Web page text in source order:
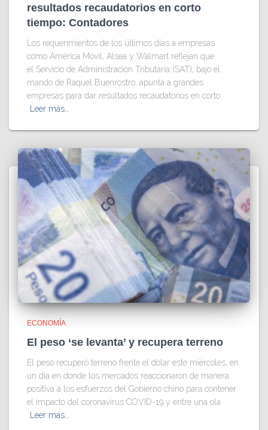
resultados recaudatorios en corto
tiempo: Contadores
Los requerimientos de los últimos días a empresas
como América Móvil, Alsea y Walmart reflejan que
el Servicio de Administración Tributaria (SAT), bajo el
mando de Raquel Buenrostro, apunta a grandes
empresas para dar resultados recaudatorios en corto
Leer más…
ECONOMÍA
El peso ‘se levanta’ y recupera terreno
El peso recuperó terreno frente el dólar este miércoles, en
un día en donde los mercados reaccionaron de manera
positiva a los esfuerzos del Gobierno chino para contener
el impacto del coronavirus COVID-19 y entre una ola
Leer más…